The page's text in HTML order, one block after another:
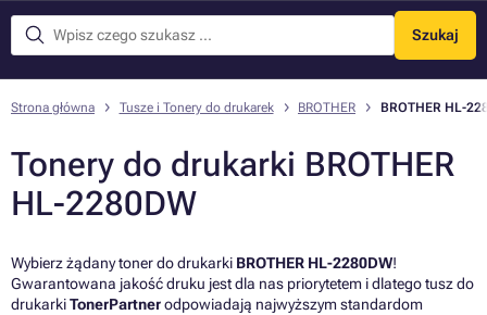
Szukaj
Menu
Strona główna Tusze i Tonery do drukarek BROTHER BROTHER HL-
Tonery do drukarki BROTHER
HL-2280DW
Wybierz żądany toner do drukarki BROTHER HL-2280DW!
Gwarantowana jakość druku jest dla nas priorytetem i dlatego tusz do
drukarkiTonerPartnerodpowiadają najwyższym standardom